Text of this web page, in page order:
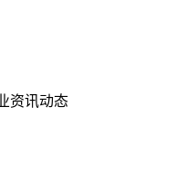
资讯动态